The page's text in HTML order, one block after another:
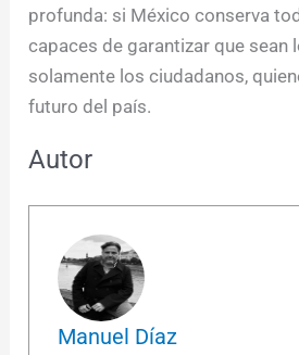
profunda: si México conserva
capaces de garantizar que sean
solamente los ciudadanos,
futuro del país.
Autor
Manuel Díaz